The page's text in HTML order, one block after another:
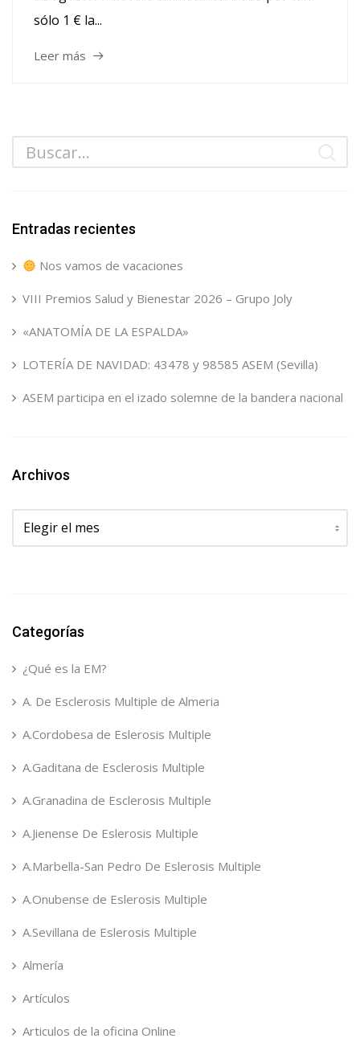
sólo 1 € la...
Leer más
Entradas recientes
Nos vamos de vacaciones
VIII Premios Salud y Bienestar 2026 – Grupo Joly
«ANATOMÍA DE LA ESPALDA»
LOTERÍA DE NAVIDAD: 43478 y 98585 ASEM (Sevilla)
ASEM participa en el izado solemne de la bandera nacional
Archivos
Archivos
Categorías
¿Qué es la EM?
A. De Esclerosis Multiple de Almeria
A.Cordobesa de Eslerosis Multiple
A.Gaditana de Esclerosis Multiple
A.Granadina de Esclerosis Multiple
A.Jienense De Eslerosis Multiple
A.Marbella-San Pedro De Eslerosis Multiple
A.Onubense de Eslerosis Multiple
A.Sevillana de Eslerosis Multiple
Almería
Artículos
Articulos de la oficina Online